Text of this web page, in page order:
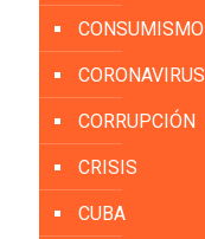
CONSUMISMO
CORONAVIRUS
CORRUPCIÓN
CRISIS
CUBA